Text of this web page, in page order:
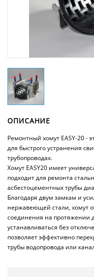
ОПИСАНИЕ
Ремонтный хомут EASY-20 -
для быстрого устранения
трубопроводах.
Хомут EASY20 имеет
подходит для ремонта
асбестоцементных трубы
Благодаря двум замкам и
нержавеющей стали, хомут
соединения на протяжении
устанавливаться без
позволяет эффективно
трубы водопровода или